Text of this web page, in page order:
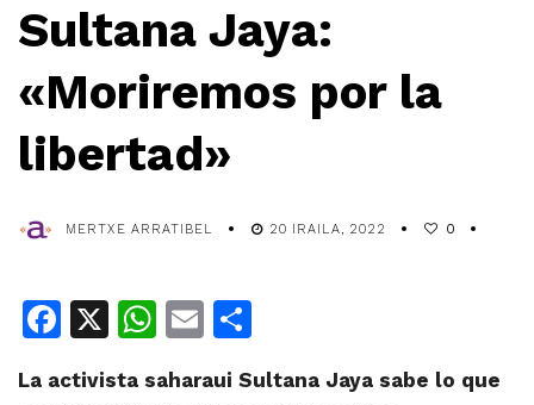
Sultana Jaya:
«Moriremos por la
libertad»
MERTXE ARRATIBEL 20 IRAILA, 2022 0
Facebook
X WhatsApp
Email
La activista saharaui Sultana Jaya sabe lo que